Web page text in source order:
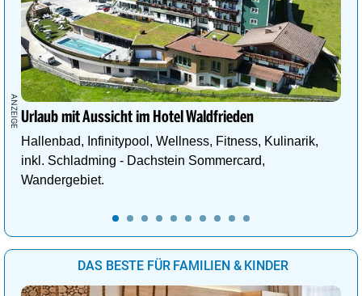
Urlaub mit Aussicht im Hotel Waldfrieden
Hallenbad, Infinitypool, Wellness, Fitness, Kulinarik,
inkl. Schladming - Dachstein Sommercard,
Wandergebiet.
DAS BESTE FÜR FAMILIEN & KINDER